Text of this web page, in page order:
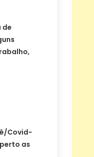
de
Covid-
as